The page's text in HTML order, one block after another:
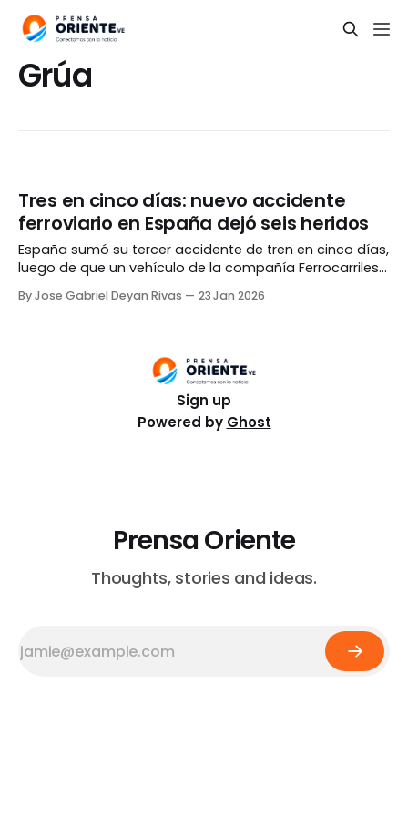
Grúa
Tres en cinco días: nuevo accidente
ferroviario en España dejó seis heridos
España sumó su tercer accidente de tren en cinco días,
luego de que un vehículo de la compañía Ferrocarriles
brazo de una grúa en la ruta Cartagena-Los Nietos,
By Jose Gabriel Deyan Rivas 23 Jan 2026
Sign up
Powered by Ghost
Prensa Oriente
Thoughts, stories and ideas.